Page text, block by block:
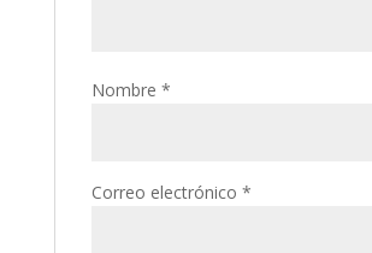
Nombre *
Correo electrónico *